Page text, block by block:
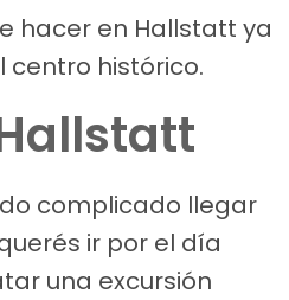
hacer en Hallstatt ya
histórico.
complicado llegar
ir por el día
una excursión